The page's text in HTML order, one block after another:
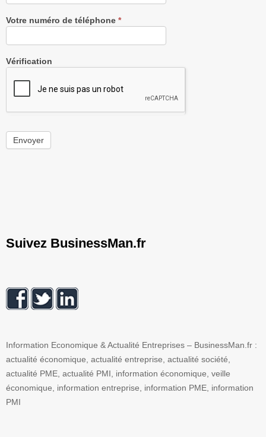
Votre numéro de téléphone *
Vérification
Envoyer
Suivez BusinessMan.fr
Information Economique & Actualité Entreprises – BusinessMan.fr :
actualité économique, actualité entreprise, actualité société,
actualité PME, actualité PMI, information économique, veille
économique, information entreprise, information PME, information
PMI